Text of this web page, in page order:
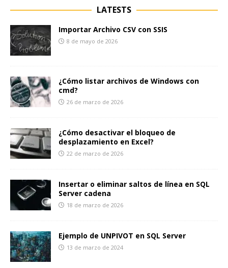
LATESTS
Importar Archivo CSV con SSIS
8 de mayo de 2026
¿Cómo listar archivos de Windows con
cmd?
26 de marzo de 2026
¿Cómo desactivar el bloqueo de
desplazamiento en Excel?
22 de marzo de 2026
Insertar o eliminar saltos de línea en SQL
Server cadena
18 de marzo de 2026
Ejemplo de UNPIVOT en SQL Server
13 de marzo de 2024